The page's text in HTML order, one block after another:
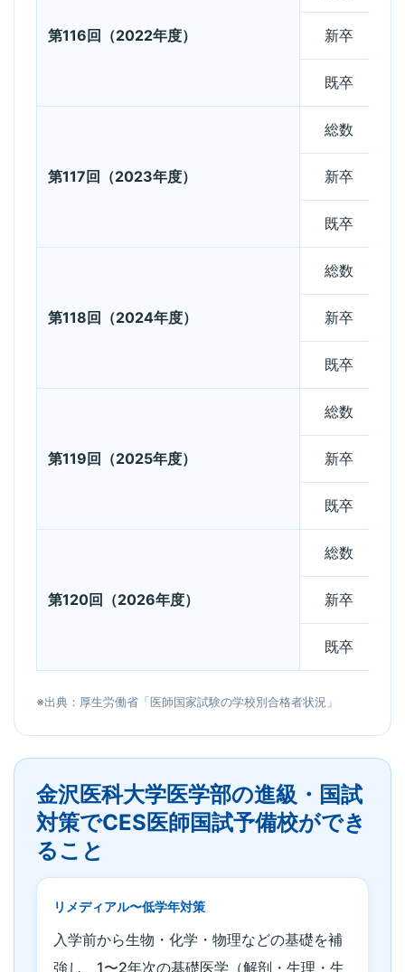
第116回（2022年度） 新卒
既卒
第117回（2023年度）
総数
新卒
既卒
第118回（2024年度）
総数
新卒
既卒
第119回（2025年度）
総数
新卒
既卒
第120回（2026年度）
総数
新卒
既卒
※出典：厚生労働省「医師国家試験の学校別合格者状況」
金沢医科大学医学部の進級・国試
対策でCES医師国試予備校ができ
ること
リメディアル〜低学年対策
入学前から生物・化学・物理などの基礎を補
強し、1〜2年次の基礎医学（解剖・生理・生